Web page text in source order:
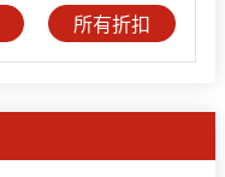
所有折扣